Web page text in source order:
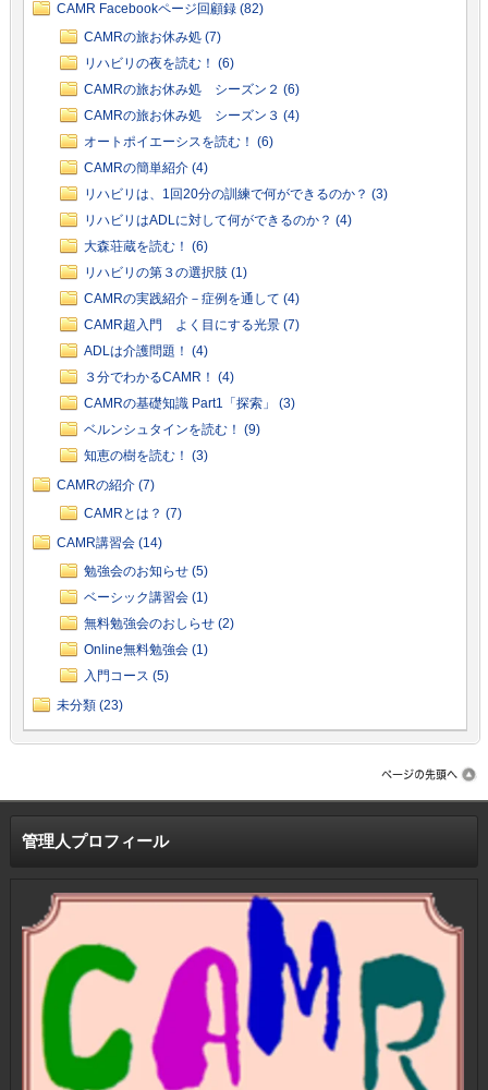
CAMR Facebookページ回顧録 (82)
CAMRの旅お休み処 (7)
リハビリの夜を読む！ (6)
CAMRの旅お休み処 シーズン２ (6)
CAMRの旅お休み処 シーズン３ (4)
オートポイエーシスを読む！ (6)
CAMRの簡単紹介 (4)
リハビリは、1回20分の訓練で何ができるのか？ (3)
リハビリはADLに対して何ができるのか？ (4)
大森荘蔵を読む！ (6)
リハビリの第３の選択肢 (1)
CAMRの実践紹介－症例を通して (4)
CAMR超入門 よく目にする光景 (7)
ADLは介護問題！ (4)
３分でわかるCAMR！ (4)
CAMRの基礎知識 Part1「探索」 (3)
ベルンシュタインを読む！ (9)
知恵の樹を読む！ (3)
CAMRの紹介 (7)
CAMRとは？ (7)
CAMR講習会 (14)
勉強会のお知らせ (5)
ベーシック講習会 (1)
無料勉強会のおしらせ (2)
Online無料勉強会 (1)
入門コース (5)
未分類 (23)
管理人プロフィール